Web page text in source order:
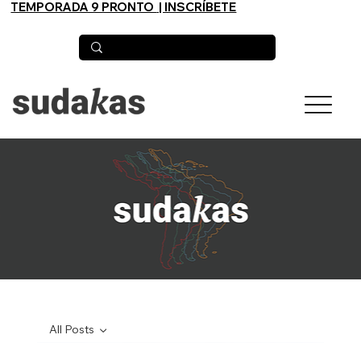
TEMPORADA 9 PRONTO | INSCRÍBETE
All Posts